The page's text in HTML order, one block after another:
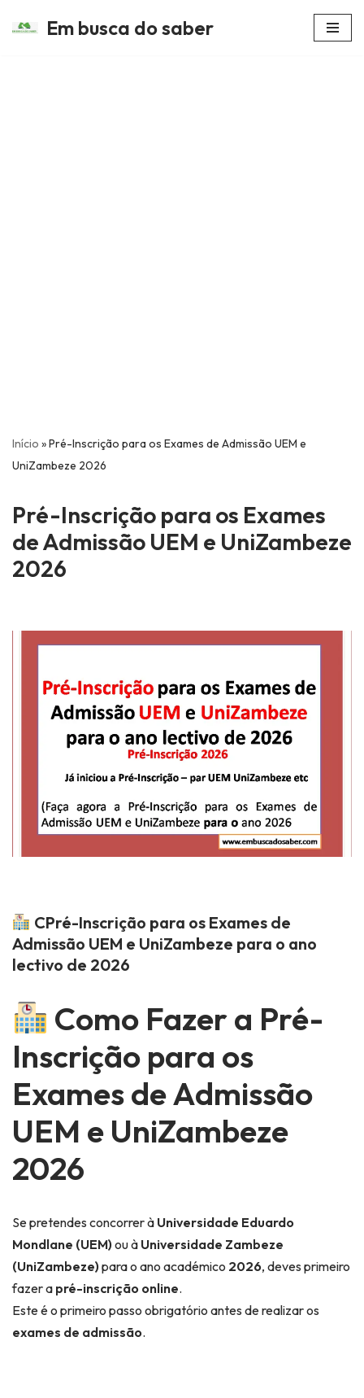
Em busca do saber
Início »Pré-Inscrição para os Exames de Admissão UEM e
UniZambeze 2026
Pré-Inscrição para os Exames
de Admissão UEM e UniZambeze
2026
CPré-Inscrição para os Exames de
Admissão UEM e UniZambeze para o ano
lectivo de 2026
Como Fazer a Pré-
Inscrição para os
Exames de Admissão
UEM e UniZambeze
2026
Se pretendes concorrer à Universidade Eduardo
Mondlane (UEM) ou à Universidade Zambeze
(UniZambeze) para o ano académico 2026, deves primeiro
fazer a pré-inscrição online.
Este é o primeiro passo obrigatório antes de realizar os
exames de admissão.